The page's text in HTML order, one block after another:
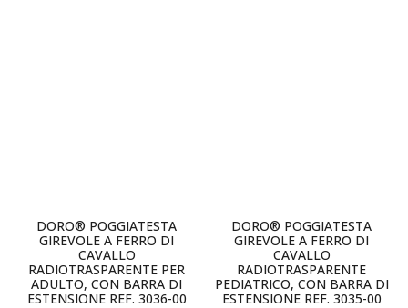
DORO® POGGIATESTA
GIREVOLE A FERRO DI
CAVALLO
RADIOTRASPARENTE PER
ADULTO, CON BARRA DI
ESTENSIONE REF. 3036-00
DORO® POGGIATESTA
GIREVOLE A FERRO DI
CAVALLO
RADIOTRASPARENTE
PEDIATRICO, CON BARRA DI
ESTENSIONE REF. 3035-00